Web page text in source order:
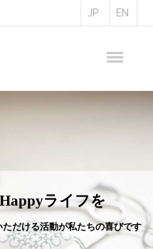
JP EN
ライフを
だける活動が私たちの喜びです